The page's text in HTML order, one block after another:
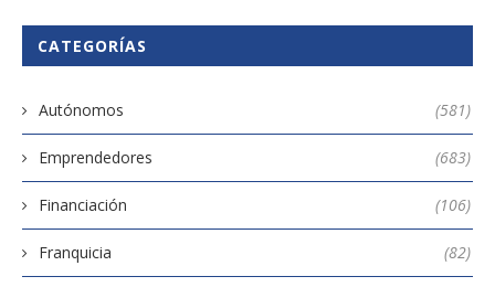
CATEGORÍAS
Autónomos (581)
Emprendedores (683)
Financiación (106)
Franquicia (82)